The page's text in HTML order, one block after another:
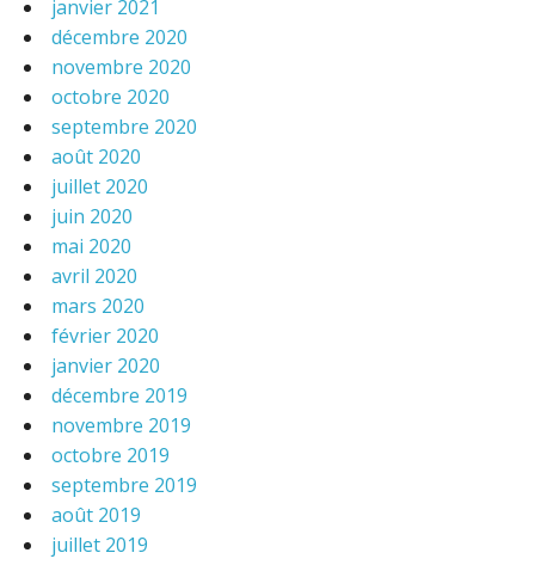
janvier 2021
décembre 2020
novembre 2020
octobre 2020
septembre 2020
août 2020
juillet 2020
juin 2020
mai 2020
avril 2020
mars 2020
février 2020
janvier 2020
décembre 2019
novembre 2019
octobre 2019
septembre 2019
août 2019
juillet 2019